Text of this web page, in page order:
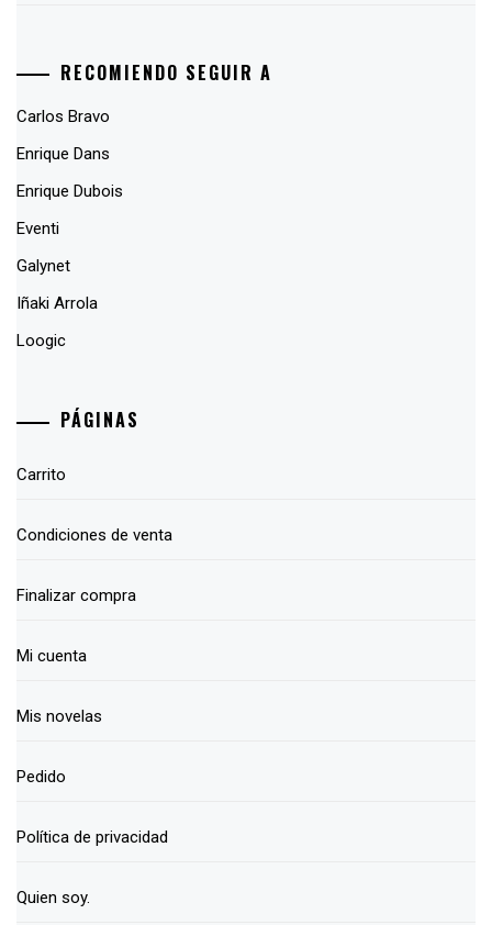
RECOMIENDO SEGUIR A
Carlos Bravo
Enrique Dans
Enrique Dubois
Eventi
Galynet
Iñaki Arrola
Loogic
PÁGINAS
Carrito
Condiciones de venta
Finalizar compra
Mi cuenta
Mis novelas
Pedido
Política de privacidad
Quien soy.